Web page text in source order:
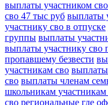
выплаты участником
сво 47 тыс руб выплаты
участнику сво в отпуске
группы выплаты
выплаты участнику сво
пропавшему безвести
участникам сво выплаты
сво выплаты членам
школьникам участникам
сво региональные где